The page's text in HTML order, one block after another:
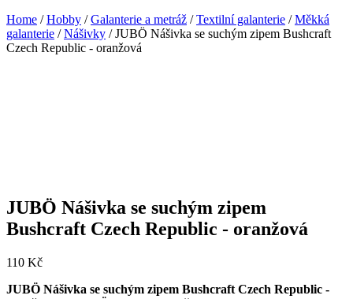
Home /Hobby /Galanterie a metráž /Textilní galanterie /Měkká
galanterie /Nášivky / JUBÖ Nášivka se suchým zipem Bushcraft
Czech Republic - oranžová
JUBÖ Nášivka se suchým zipem
Bushcraft Czech Republic - oranžová
110 Kč
JUBÖ Nášivka se suchým zipem Bushcraft Czech Republic -